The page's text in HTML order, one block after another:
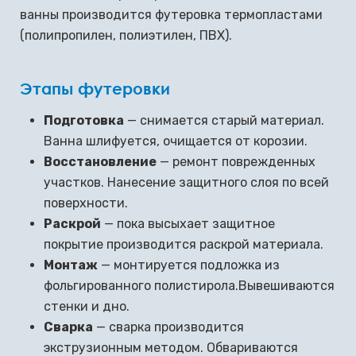
ванны производится футеровка термопластами
(полипропилен, полиэтилен, ПВХ).
Этапы футеровки
Подготовка — снимается старый материал.
Ванна шлифуется, очищается от корозии.
Восстановление — ремонт поврежденных
участков. Нанесение защитного слоя по всей
поверхности.
Раскрой — пока высыхает защитное
покрытие производится раскрой материала.
Монтаж — монтируется подложка из
фольгированного полистирола.Вывешиваются
стенки и дно.
Сварка — сварка производится
экструзионным методом. Обвариваются